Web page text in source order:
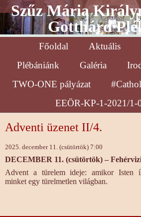
Szűz Mária
Gotthárd
Főoldal Aktuális
Plébániánk
Galéria
TWO-ONE pályázat
EEÖR-KP-1-2021/1-
Adventi üzenet II/4.
2025. december 11. (csütörtök) 7:00
DECEMBER 11. (csütörtök) –
Advent a türelem ideje: amikor Isten
minket egy türelmetlen világban.